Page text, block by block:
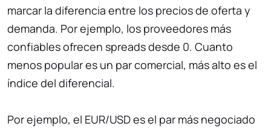
marcar la diferencia entre los precios de oferta y
demanda. Por ejemplo, los proveedores más
confiables ofrecen spreads desde 0. Cuanto
menos popular es un par comercial, más alto es el
índice del diferencial.
Por ejemplo, el EUR/USD es el par más negociado